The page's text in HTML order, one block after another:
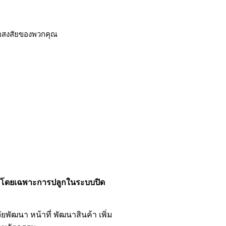
งสัยของพวกคุณ
ยเฉพาะการปลูกในระบบปิด
ยพัฒนา หน้าที่ พัฒนาสินค้า เพิ่ม